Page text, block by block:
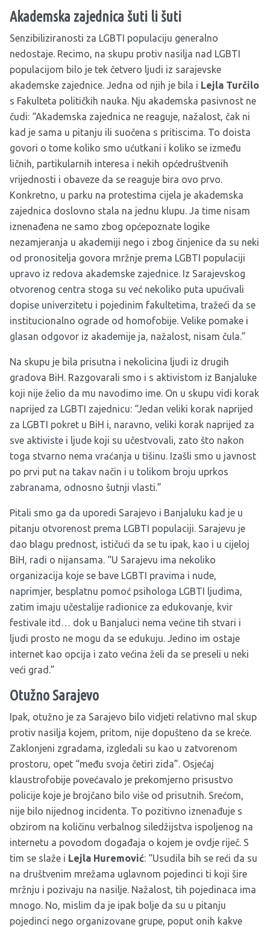
Akademska zajednica šuti li šuti
Senzibiliziranosti za LGBTI populaciju generalno
nedostaje. Recimo, na skupu protiv nasilja nad LGBTI
populacijom bilo je tek četvero ljudi iz sarajevske
akademske zajednice. Jedna od njih je bila i Lejla Turčilo
s Fakulteta političkih nauka. Nju akademska pasivnost ne
čudi: “Akademska zajednica ne reaguje, nažalost, čak ni
kad je sama u pitanju ili suočena s pritiscima. To doista
govori o tome koliko smo ućutkani i koliko se između
ličnih, partikularnih interesa i nekih općedruštvenih
vrijednosti i obaveze da se reaguje bira ovo prvo.
Konkretno, u parku na protestima cijela je akademska
zajednica doslovno stala na jednu klupu. Ja time nisam
iznenađena ne samo zbog općepoznate logike
nezamjeranja u akademiji nego i zbog činjenice da su neki
od pronositelja govora mržnje prema LGBTI populaciji
upravo iz redova akademske zajednice. Iz Sarajevskog
otvorenog centra stoga su već nekoliko puta upućivali
dopise univerzitetu i pojedinim fakultetima, tražeći da se
institucionalno ograde od homofobije. Velike pomake i
glasan odgovor iz akademije ja, nažalost, nisam čula.”
Na skupu je bila prisutna i nekolicina ljudi iz drugih
gradova BiH. Razgovarali smo i s aktivistom iz Banjaluke
koji nije želio da mu navodimo ime. On u skupu vidi korak
naprijed za LGBTI zajednicu: “Jedan veliki korak naprijed
za LGBTI pokret u BiH i, naravno, veliki korak naprijed za
sve aktiviste i ljude koji su učestvovali, zato što nakon
toga stvarno nema vraćanja u tišinu. Izašli smo u javnost
po prvi put na takav način i u tolikom broju uprkos
zabranama, odnosno šutnji vlasti.”
Pitali smo ga da uporedi Sarajevo i Banjaluku kad je u
pitanju otvorenost prema LGBTI populaciji. Sarajevu je
dao blagu prednost, ističući da se tu ipak, kao i u cijeloj
BiH, radi o nijansama. “U Sarajevu ima nekoliko
organizacija koje se bave LGBTI pravima i nude,
naprimjer, besplatnu pomoć psihologa LGBTI ljudima,
zatim imaju učestalije radionice za edukovanje, kvir
festivale itd… dok u Banjaluci nema većine tih stvari i
ljudi prosto ne mogu da se edukuju. Jedino im ostaje
internet kao opcija i zato većina želi da se preseli u neki
veći grad.”
Otužno Sarajevo
Ipak, otužno je za Sarajevo bilo vidjeti relativno mal skup
protiv nasilja kojem, pritom, nije dopušteno da se kreće.
Zaklonjeni zgradama, izgledali su kao u zatvorenom
prostoru, opet “među svoja četiri zida”. Osjećaj
klaustrofobije povećavalo je prekomjerno prisustvo
policije koje je brojčano bilo više od prisutnih. Srećom,
nije bilo nijednog incidenta. To pozitivno iznenađuje s
obzirom na količinu verbalnog siledžijstva ispoljenog na
internetu a povodom događaja o kojem je ovdje riječ. S
tim se slaže i Lejla Huremović: “Usudila bih se reći da su
na društvenim mrežama uglavnom pojedinci ti koji šire
mržnju i pozivaju na nasilje. Nažalost, tih pojedinaca ima
mnogo. No, mislim da je ipak bolje da su u pitanju
pojedinci nego organizovane grupe, poput onih kakve